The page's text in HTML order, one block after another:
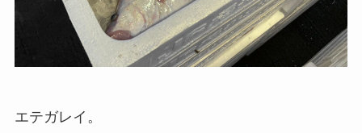
エテガレイ。